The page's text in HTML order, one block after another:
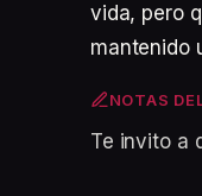
vida, pero
mantenido
NOTAS
Te invito a